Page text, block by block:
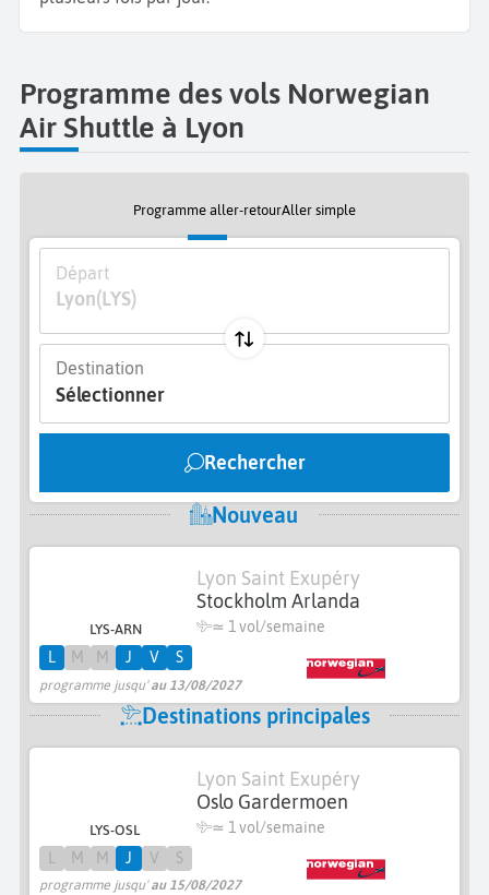
Programme des vols Norwegian
Air Shuttle à Lyon
Programme aller-retourAller simple
Départ
Lyon(LYS)
Destination
Sélectionner
Rechercher
Nouveau
LYS-ARN
Lyon Saint Exupéry
Stockholm Arlanda
≃ 1 vol/semaine
programme jusqu'au 13/08/2027
L M M J V S
Destinations principales
LYS-OSL
Lyon Saint Exupéry
Oslo Gardermoen
≃ 1 vol/semaine
programme jusqu'au 15/08/2027
M M J V S